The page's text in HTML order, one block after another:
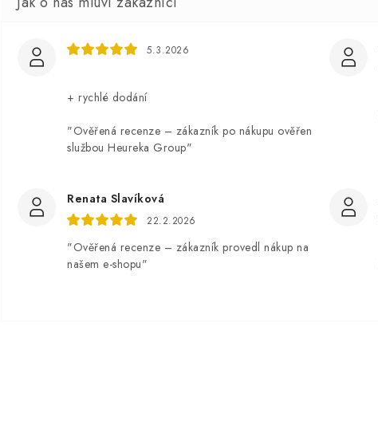
5.3.2026
+ rychlé dodání
"Ověřená recenze – zákazník po nákupu ověřen
službou Heureka Group"
Renata Slavíková
22.2.2026
"Ověřená recenze – zákazník provedl nákup na
našem e-shopu"